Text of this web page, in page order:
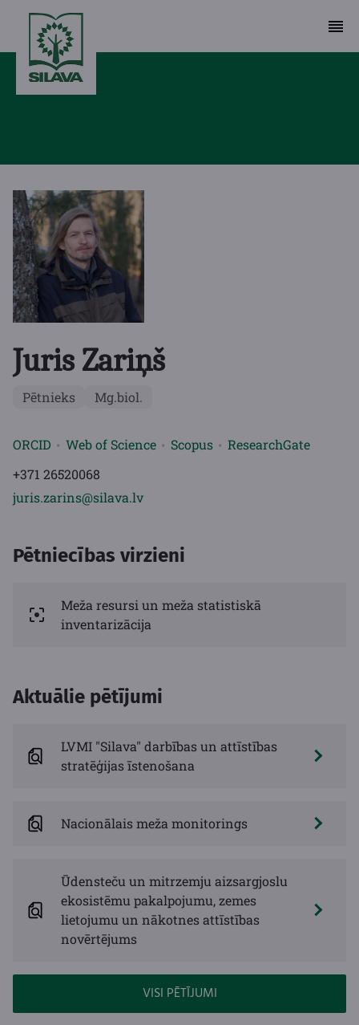
Juris Zariņš
Pētnieks Mg.biol.
ORCID Web of Science Scopus
ResearchGate
+371 26520068
juris.zarins@silava.lv
Pētniecības virzieni
Meža resursi un meža statistiskā
inventarizācija
Aktuālie pētījumi
LVMI "Silava" darbības un attīstības
stratēģijas īstenošana
Nacionālais meža monitorings
Ūdensteču un mitrzemju aizsargjoslu
ekosistēmu pakalpojumu, zemes
lietojumu un nākotnes attīstības
novērtējums
VISI PĒTĪJUMI